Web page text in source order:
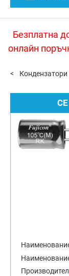
Безплатна
онлайн